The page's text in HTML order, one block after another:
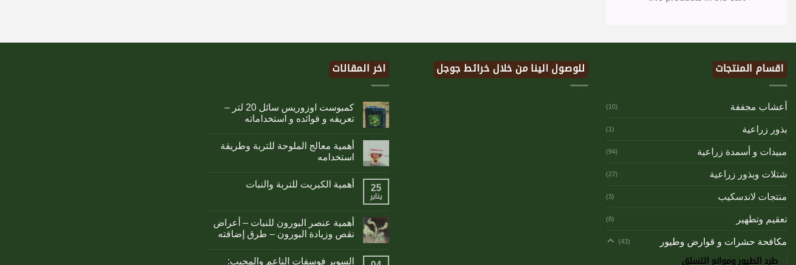
اقسام المنتجات
أعشاب مجففة (10)
بذور زراعية (1)
مبيدات و أسمدة زراعية (94)
شتلات وبذور زراعية (27)
منتجات لاندسكيب (3)
تعقيم وتطهير (8)
مكافحة حشرات و قوارض وطيور (43)
طرد الطيور وموانع التسلق
للوصول الينا من خلال خرائط جوجل اخر المقالات
كمبوست اوزوريس سائل 20 لتر –
تعريفه و فوائده و استخداماته
أهمية معالج الملوحة للتربة وطريقة
استخدامه
25
يناير
أهمية الكبريت للتربة والنبات
أهمية عنصر البورون للنبات – أعراض
نقص وزيادة البورون – طرق إضافته
السوبر فوسفات الناعم والمحبب: